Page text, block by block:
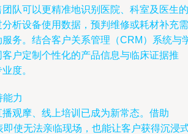
队可以更精准地识别医院、科室及医生的
析设备使用数据，预判维修或耗材补充需
务。结合客户关系管理（CRM）系统与
户定制个性化的产品信息与临床证据推
度。
能力
观摩、线上培训已成为新常态。借助
使无法亲临现场，也能让客户获得沉浸